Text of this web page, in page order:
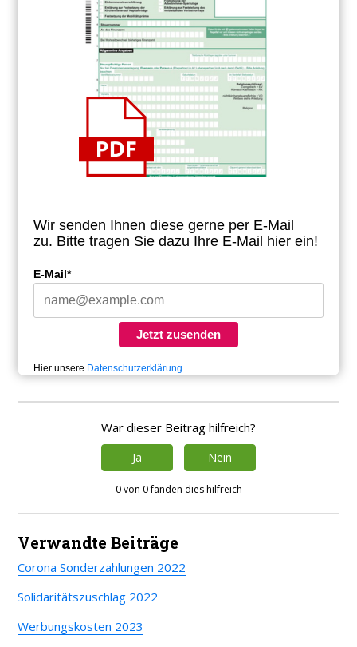
Wir senden Ihnen diese gerne per E-Mail
zu. Bitte tragen Sie dazu Ihre E-Mail hier ein!
E-Mail*
Jetzt zusenden
Hier unsere Datenschutzerklärung.
War dieser Beitrag hilfreich?
Ja Nein
0 von 0 fanden dies hilfreich
Verwandte Beiträge
Corona Sonderzahlungen 2022
Solidaritätszuschlag 2022
Werbungskosten 2023